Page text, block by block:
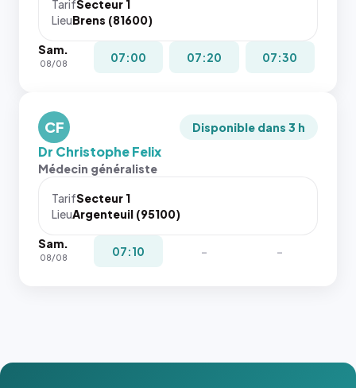
navigateur
pas la
place, et
les trois
dernières
images de
l'annuaire
dans ce
cas. #}
TarifSecteur 1
LieuBrens (81600)
Sam.
08/08 07:00 07:20 07:30
CF Disponible dans 3 h
Dr Christophe Felix
Médecin généraliste
TarifSecteur 1
LieuArgenteuil (95100)
Sam.
08/08 07:10 - -